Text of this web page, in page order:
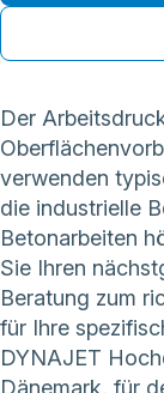
Der
verwenden
die industrielle
Betonarbeiten
Sie Ihren
Beratung zum
für Ihre
DYNAJET
Dänemark, für